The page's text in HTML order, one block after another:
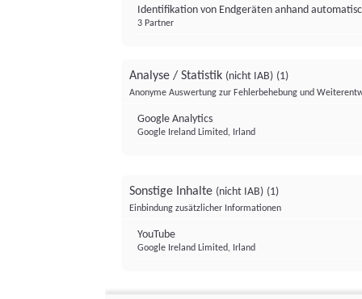
Identifikation von Endgeräten anhand
3 Partner
Analyse / Statistik (nicht IAB) (1)
Anonyme Auswertung zur Fehlerbehebung und
Google Analytics
Google Ireland Limited, Irland
Sonstige Inhalte (nicht IAB) (1)
Einbindung zusätzlicher Informationen
YouTube
Google Ireland Limited, Irland